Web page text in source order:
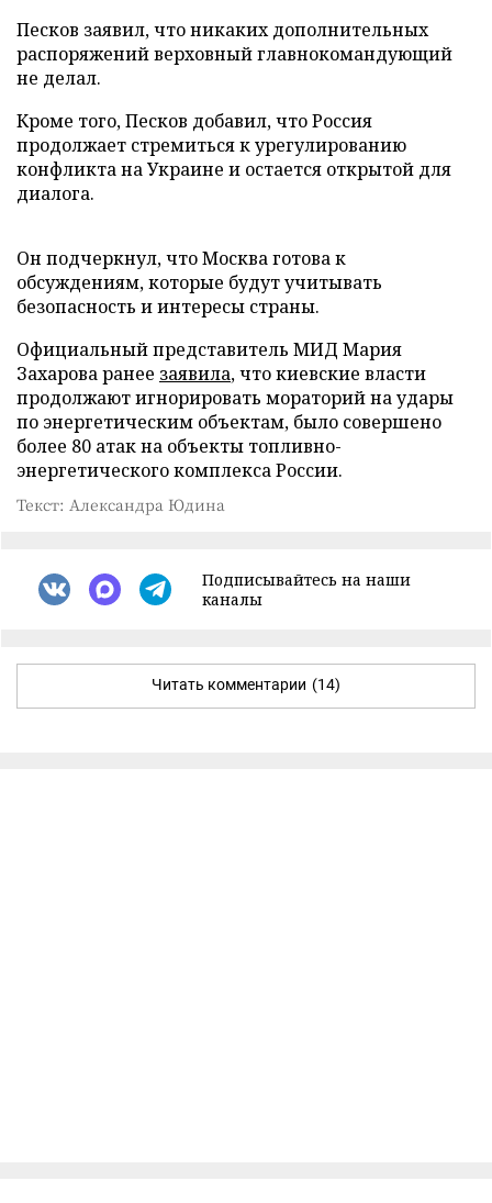
Песков заявил, что никаких дополнительных
распоряжений верховный главнокомандующий
не делал.
Кроме того, Песков добавил, что Россия
продолжает стремиться к урегулированию
конфликта на Украине и остается открытой для
диалога.
Он подчеркнул, что Москва готова к
обсуждениям, которые будут учитывать
безопасность и интересы страны.
Официальный представитель МИД Мария
Захарова ранее заявила, что киевские власти
продолжают игнорировать мораторий на удары
по энергетическим объектам, было совершено
более 80 атак на объекты топливно-
энергетического комплекса России.
Текст: Александра Юдина
Подписывайтесь на наши
каналы
Читать комментарии (14)